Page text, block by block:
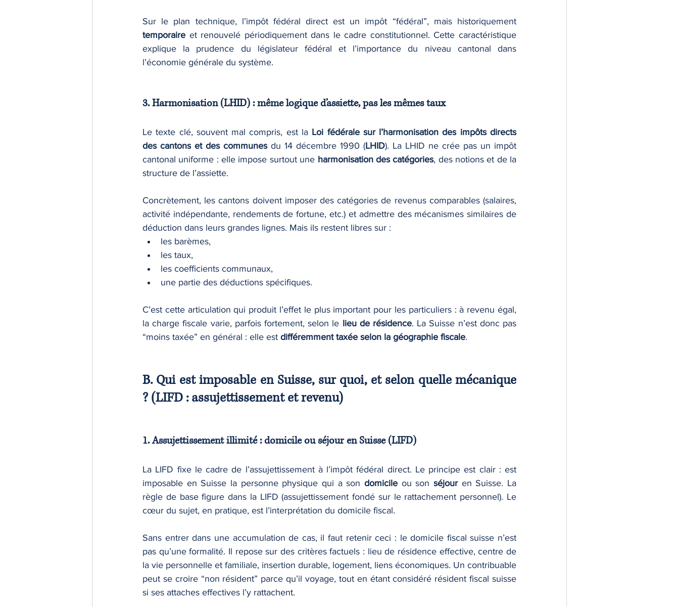
temporaire et renouvelé périodiquement dans le cadre constitutionnel. Cette caractéristique
explique la prudence du législateur fédéral et l’importance du niveau cantonal dans
l’économie générale du système.
3. Harmonisation (LHID) : même logique d’assiette, pas les mêmes taux
Le texte clé, souvent mal compris, est la Loi fédérale sur l’harmonisation des impôts directs
des cantons et des communes du 14 décembre 1990 (LHID). La LHID ne crée pas un impôt
cantonal uniforme : elle impose surtout une harmonisation des catégories, des notions et de la
structure de l’assiette.
Concrètement, les cantons doivent imposer des catégories de revenus comparables (salaires,
activité indépendante, rendements de fortune, etc.) et admettre des mécanismes similaires de
déduction dans leurs grandes lignes. Mais ils restent libres sur :
les barèmes,
les taux,
les coefficients communaux,
une partie des déductions spécifiques.
C’est cette articulation qui produit l’effet le plus important pour les particuliers : à revenu égal,
la charge fiscale varie, parfois fortement, selon le lieu de résidence. La Suisse n’est donc pas
“moins taxée” en général : elle est différemment taxée selon la géographie fiscale.
B. Qui est imposable en Suisse, sur quoi, et selon quelle mécanique
? (LIFD : assujettissement et revenu)
1. Assujettissement illimité : domicile ou séjour en Suisse (LIFD)
La LIFD fixe le cadre de l’assujettissement à l’impôt fédéral direct. Le principe est clair : est
imposable en Suisse la personne physique qui a son domicile ou son séjour en Suisse. La
règle de base figure dans la LIFD (assujettissement fondé sur le rattachement personnel). Le
cœur du sujet, en pratique, est l’interprétation du domicile fiscal.
Sans entrer dans une accumulation de cas, il faut retenir ceci : le domicile fiscal suisse n’est
pas qu’une formalité. Il repose sur des critères factuels : lieu de résidence effective, centre de
la vie personnelle et familiale, insertion durable, logement, liens économiques. Un contribuable
peut se croire “non résident” parce qu’il voyage, tout en étant considéré résident fiscal suisse
si ses attaches effectives l’y rattachent.